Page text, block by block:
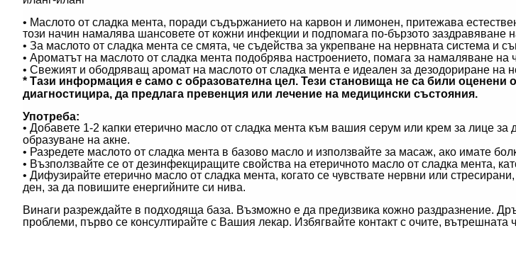
• Маслото от сладка мента, поради съдържанието на карвон и лимонен, притежава
този начин намалява шансовете от кожни инфекции и подпомага по-бързото заздравяване
• За маслото от сладка мента се смята, че съдейства за укрепване на нервната система и
• Ароматът на маслото от сладка мента подобрява настроението, помага за намаляване на
• Свежият и ободряващ аромат на маслото от сладка мента е идеален за дезодориране на
* Тази информация е само с образователна цел. Тези становища не са били
диагностицира, да предлага превенция или лечение на медицински състояния.
Употреба:
• Добавете 1-2 капки етерично масло от сладка мента към вашия серум или крем за лице
образуване на акне.
• Разредете маслото от сладка мента в базово масло и използвайте за масаж, ако имате
• Възползвайте се от дезинфекциращите свойства на етеричното масло от сладка мента,
• Дифузирайте етерично масло от сладка мента, когато се чувствате нервни или
ден, за да повишите енергийните си нива.
Винаги разреждайте в подходяща база. Възможно е да предизвика кожно раздразнение.
проблеми, първо се консултирайте с Вашия лекар. Избягвайте контакт с очите, вътрешната